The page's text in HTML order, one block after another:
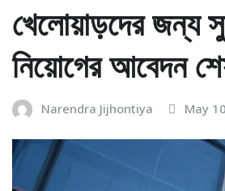
খেলোয়াড়দের জন্য
নিয়োগের আবেদন
Narendra Jijhontiya May